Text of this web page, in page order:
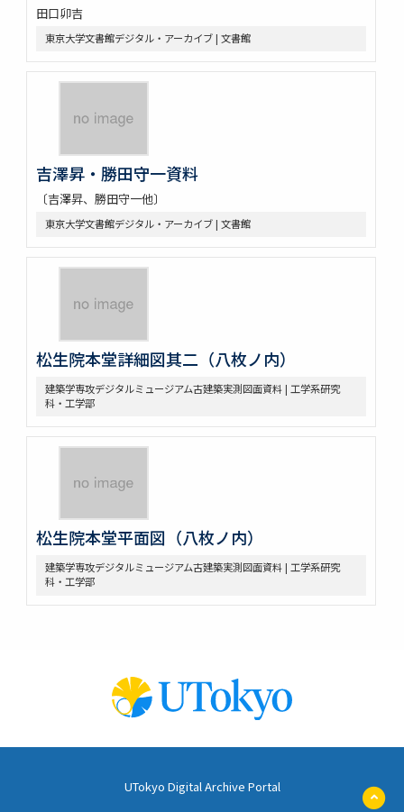
田口卯吉
東京大学文書館デジタル・アーカイブ | 文書館
吉澤昇・勝田守一資料
〔吉澤昇、勝田守一他〕
東京大学文書館デジタル・アーカイブ | 文書館
松生院本堂詳細図其二（八枚ノ内）
建築学専攻デジタルミュージアム古建築実測図面資料 | 工学系研究
科・工学部
松生院本堂平面図（八枚ノ内）
建築学専攻デジタルミュージアム古建築実測図面資料 | 工学系研究
科・工学部
UTokyo Digital Archive Portal
ペ